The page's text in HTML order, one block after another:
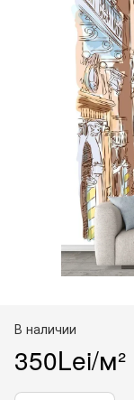
В наличии
350Lei/м²